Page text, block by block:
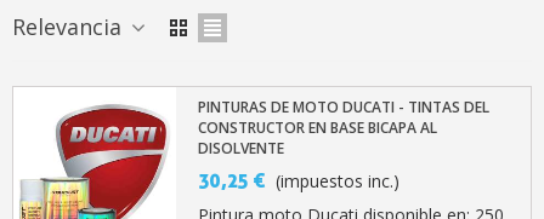
Relevancia
PINTURAS DE MOTO DUCATI - TINTAS DEL
CONSTRUCTOR EN BASE BICAPA AL
DISOLVENTE
30,25 € (impuestos inc.)